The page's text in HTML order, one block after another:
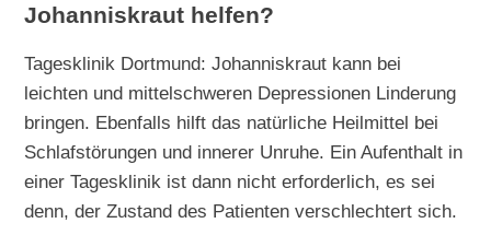
Johanniskraut helfen?
Tagesklinik Dortmund: Johanniskraut kann bei
leichten und mittelschweren Depressionen Linderung
bringen. Ebenfalls hilft das natürliche Heilmittel bei
Schlafstörungen und innerer Unruhe. Ein Aufenthalt in
einer Tagesklinik ist dann nicht erforderlich, es sei
denn, der Zustand des Patienten verschlechtert sich.